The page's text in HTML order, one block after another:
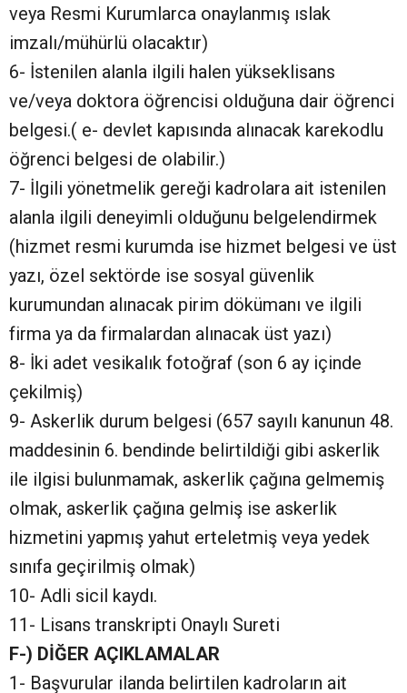
veya Resmi Kurumlarca onaylanmış ıslak
imzalı/mühürlü olacaktır)
6- İstenilen alanla ilgili halen yükseklisans
ve/veya doktora öğrencisi olduğuna dair öğrenci
belgesi.( e- devlet kapısında alınacak karekodlu
öğrenci belgesi de olabilir.)
7- İlgili yönetmelik gereği kadrolara ait istenilen
alanla ilgili deneyimli olduğunu belgelendirmek
(hizmet resmi kurumda ise hizmet belgesi ve üst
yazı, özel sektörde ise sosyal güvenlik
kurumundan alınacak pirim dökümanı ve ilgili
firma ya da firmalardan alınacak üst yazı)
8- İki adet vesikalık fotoğraf (son 6 ay içinde
çekilmiş)
9- Askerlik durum belgesi (657 sayılı kanunun 48.
maddesinin 6. bendinde belirtildiği gibi askerlik
ile ilgisi bulunmamak, askerlik çağına gelmemiş
olmak, askerlik çağına gelmiş ise askerlik
hizmetini yapmış yahut erteletmiş veya yedek
sınıfa geçirilmiş olmak)
10- Adli sicil kaydı.
11- Lisans transkripti Onaylı Sureti
F-) DİĞER AÇIKLAMALAR
1- Başvurular ilanda belirtilen kadroların ait